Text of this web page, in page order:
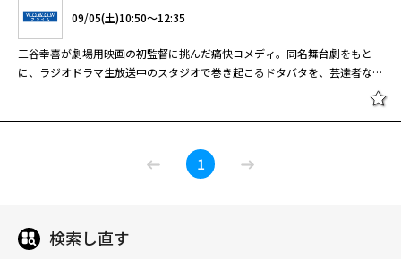
橋田壽賀子脚本による国民的ホームドラマ第7シリーズ。時代と共に変わる
親・子・孫、様々な家族の姿を描く。藤岡琢也が岡倉大吉を演じた最後のシ
リーズ。
橋田壽賀子ドラマ「渡る世間は鬼ば
橋田壽賀子脚本による国民的ホームドラマ第7シリーズ。時代と共に変わる
吉として登場。第1シリーズのスタートから15年、物語は“家族の愛”をテー
マに大吉 と5人の娘たち、そしてその家族の生活を追いながら、日々の暮ら
しの中で抱える問題や悩み、不安を定義していく。 親の思い、子供の思
い、夫の思い、妻の思い、姑の思い、それぞれの思惑が交錯し、またまた大
［字］橋田壽賀子ドラマ「渡る世間
は鬼ばかり」（第８シリーズ）第9
吉として登場。第1シリーズのスタートから15年、物語は“家族の愛”をテー
マに大吉 と5人の娘たち、そしてその家族の生活を追いながら、日々の暮ら
を世に出そうと懸命な努力を続けていた。
き起こす騒動をコメディ・タッチで描いたストーリー。睦月三日生、島川
AZ原作の同名小説の映画化で、脚本、監督は本作が長編デビューとなる飯
田譲治、総監督は川島透。 ボロボロのアパート・麒麟荘に住む古地道夫
（河合）は、リサイクル専門の電気店を営む浜利一（柄本）とゴミ捨て場に
ガラクタを拾いに行き、そこで炬燵を見つけ持ち帰ることに。それから、身
の回りで不吉なことが起こり始めた浜は、道夫の額にできた炬燵と同じ文様
は、別の部屋の炬燵を道夫の部屋に置き、自らは人を襲い始めていた。
09/05(土)10:50～12:35
三谷幸喜が劇場用映画の初監督に挑んだ痛快コメディ。同名舞台劇をもと
に、ラジオドラマ生放送中のスタジオで巻き起こるドタバタを、芸達者な俳
家・三谷幸喜の初メガホン作。劇団・東京サンシャインボーイズ時代の同名
ラブルに次ぐトラブルで、劇中劇のラジオドラマが原型をとどめないほど変
化していく様子が大いに笑いを誘う。大勢の役者それぞれの個性を引き立て
ラマに採用され、作者である主婦のみやこはオンエアを見学するためラジオ
「新宿発８時１５分」放送記念！三
谷幸喜の世界 ラヂオの時間
09/05(土)10:50～12:35
1
検索し直す